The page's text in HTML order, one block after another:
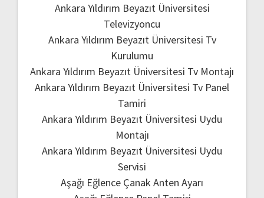
Ankara Yıldırım Beyazıt Üniversitesi
Televizyoncu
Ankara Yıldırım Beyazıt Üniversitesi Tv
Kurulumu
Ankara Yıldırım Beyazıt Üniversitesi Tv Montajı
Ankara Yıldırım Beyazıt Üniversitesi Tv Panel
Tamiri
Ankara Yıldırım Beyazıt Üniversitesi Uydu
Montajı
Ankara Yıldırım Beyazıt Üniversitesi Uydu
Servisi
Aşağı Eğlence Çanak Anten Ayarı